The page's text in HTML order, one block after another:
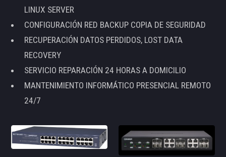
LINUX SERVER
CONFIGURACIÓN RED BACKUP COPIA DE SEGURIDAD
RECUPERACIÓN DATOS PERDIDOS, LOST DATA
RECOVERY
SERVICIO REPARACIÓN 24 HORAS A DOMICILIO
MANTENIMIENTO INFORMÁTICO PRESENCIAL REMOTO
24/7